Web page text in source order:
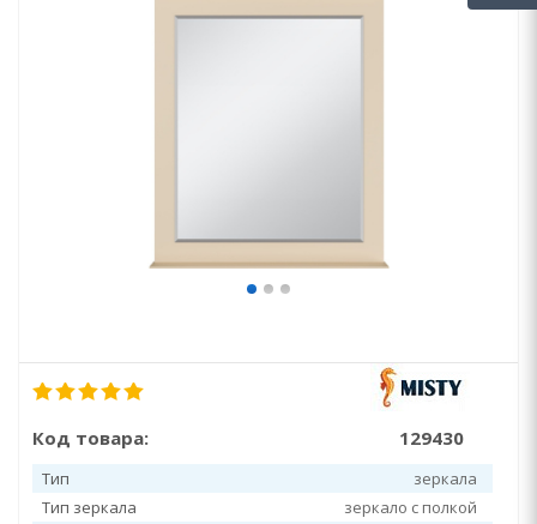
Код товара: 129430
Тип
зеркала
Тип зеркала
зеркало с полкой